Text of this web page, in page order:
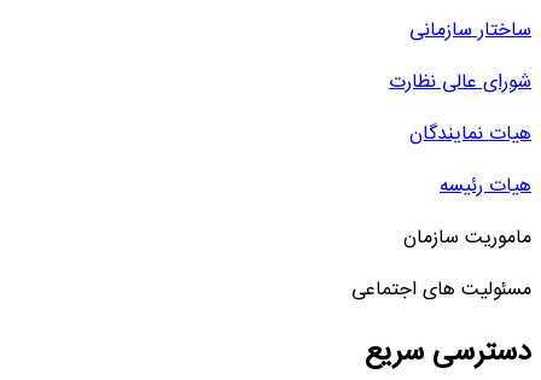
ساختار سازمانی
شورای عالی نظارت
هیات نمایندگان
هیات رئیسه
ماموریت سازمان
مسئولیت های اجتماعی
دسترسی سریع